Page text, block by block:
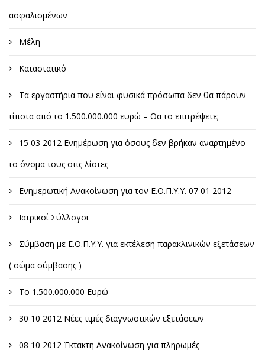
ασφαλισμένων
Μέλη
Καταστατικό
Τα εργαστήρια που είναι φυσικά πρόσωπα δεν θα πάρουν
τίποτα από το 1.500.000.000 ευρώ – Θα το επιτρέψετε;
15 03 2012 Ενημέρωση για όσους δεν βρήκαν αναρτημένο
το όνομα τους στις λίστες
Ενημερωτική Ανακοίνωση για τον Ε.Ο.Π.Υ.Υ. 07 01 2012
Ιατρικοί Σύλλογοι
Σύμβαση με Ε.Ο.Π.Υ.Υ. για εκτέλεση παρακλινικών εξετάσεων
( σώμα σύμβασης )
Το 1.500.000.000 Ευρώ
30 10 2012 Νέες τιμές διαγνωστικών εξετάσεων
08 10 2012 Έκτακτη Ανακοίνωση για πληρωμές